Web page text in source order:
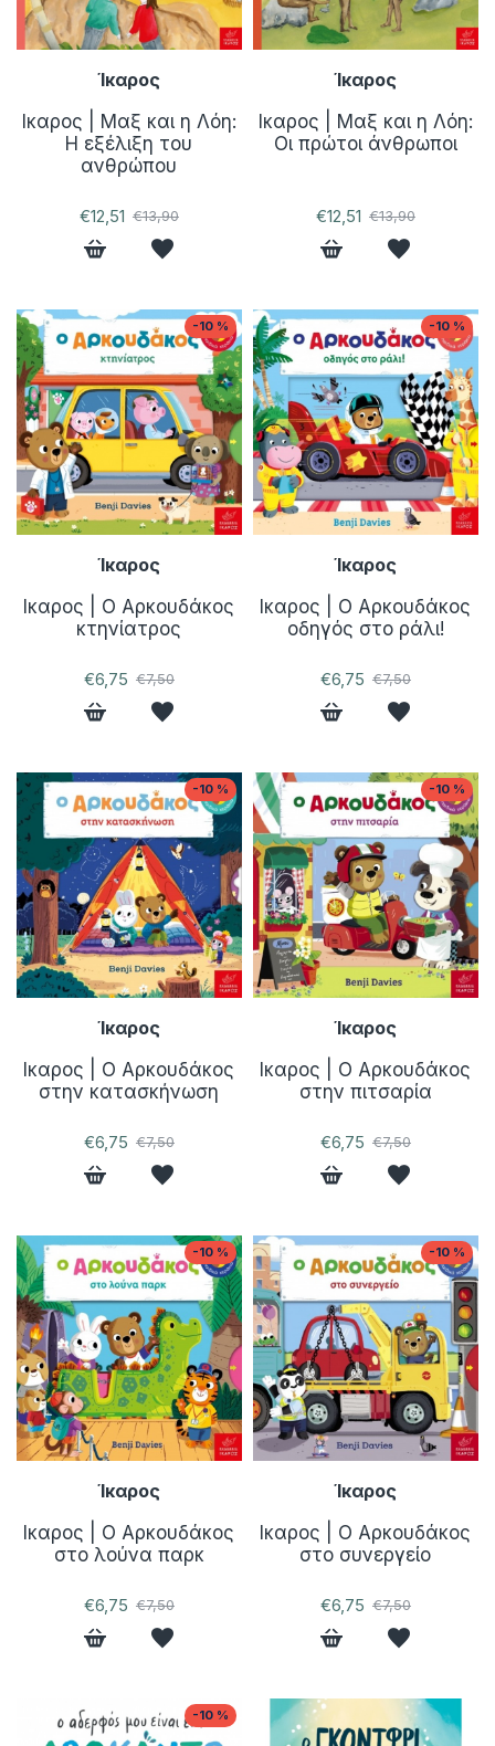
Ίκαρος
Ικαρος | Μαξ και η Λόη:
Η εξέλιξη του
ανθρώπου
€12,51 €13,90
Ίκαρος
Ικαρος | Μαξ και η Λόη:
Οι πρώτοι άνθρωποι
€12,51 €13,90
-10 %
Ίκαρος
Ικαρος | Ο Aρκουδάκος
κτηνίατρος
€6,75 €7,50
-10 %
Ίκαρος
Ικαρος | Ο Aρκουδάκος
οδηγός στο ράλι!
€6,75 €7,50
-10 %
Ίκαρος
Ικαρος | Ο Aρκουδάκος
στην κατασκήνωση
€6,75 €7,50
-10 %
Ίκαρος
Ικαρος | Ο Aρκουδάκος
στην πιτσαρία
€6,75 €7,50
-10 %
Ίκαρος
Ικαρος | Ο Aρκουδάκος
στο λούνα παρκ
€6,75 €7,50
-10 %
Ίκαρος
Ικαρος | Ο Aρκουδάκος
στο συνεργείο
€6,75 €7,50
-10 %